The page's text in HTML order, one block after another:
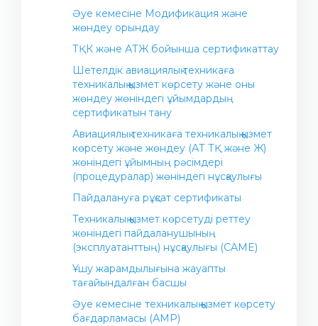
Әуе кемесіне Модификация және
жөндеу орындау
ТҚК және АТЖ бойынша сертификаттау
Шетелдік авиациялық техникаға
техникалық қызмет көрсету және оны
жөндеу жөніндегі ұйымдардың
сертификатын тану
Авиациялық техникаға техникалық қызмет
көрсету және жөндеу (АТ ТҚ және Ж)
жөніндегі ұйымның рәсімдері
(процедуралар) жөніндегі нұсқаулығы
Пайдалануға рұқсат сертификаты
Техникалық қызмет көрсетуді реттеу
жөніндегі пайдаланушының
(эксплуатанттың) нұсқаулығы (CAME)
Ұшу жарамдылығына жауапты
тағайындалған басшы
Әуе кемесіне техникалық қызмет көрсету
бағдарламасы (АМР)